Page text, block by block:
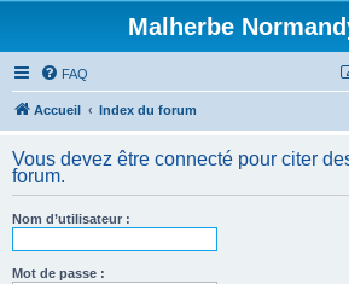
Malherbe
FAQ
Accueil Index du forum
Vous devez être connecté pour citer
forum.
Nom d’utilisateur :
Mot de passe :